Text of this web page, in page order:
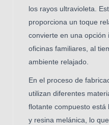
los rayos ultravioleta.
proporciona un toque
convierte en una opción
oficinas familiares, al
ambiente relajado.
En el proceso de
utilizan diferentes
flotante compuesto está
y resina melánica, lo